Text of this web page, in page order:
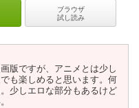
ブラウザ
試し読み
版ですが、アニメとは少し
も楽しめると思います。何
少しエロな部分もあるけど